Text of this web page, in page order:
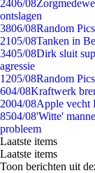
2406/08
ontslagen
3806/08Random
2105/08Tanken in
3405/08Dirk sluit
agressie
1205/08Random
604/08Kraftwerk
2004/08Apple vecht
8504/08'Witte'
probleem
Laatste items
Laatste items
Toon berichten uit